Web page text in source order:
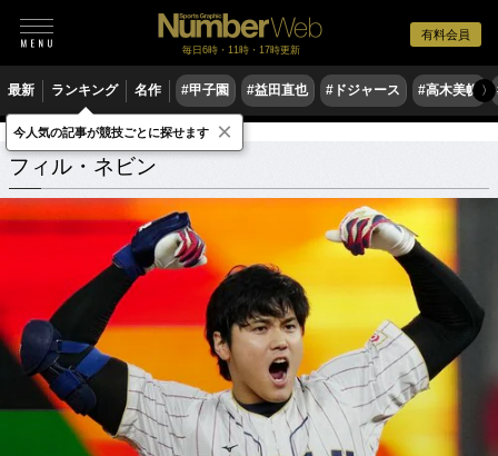
有料会員
毎日6時・11時・17時更新
最新 ランキング 名作 #甲子園 #益田直也 #ドジャース #高木美帆 〉
フィル・ネビン 関連記事
フィル・ネビン
今人気の記事が競技ごとに探せます ×